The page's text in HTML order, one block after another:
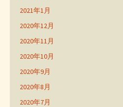
2021年1月
2020年12月
2020年11月
2020年10月
2020年9月
2020年8月
2020年7月